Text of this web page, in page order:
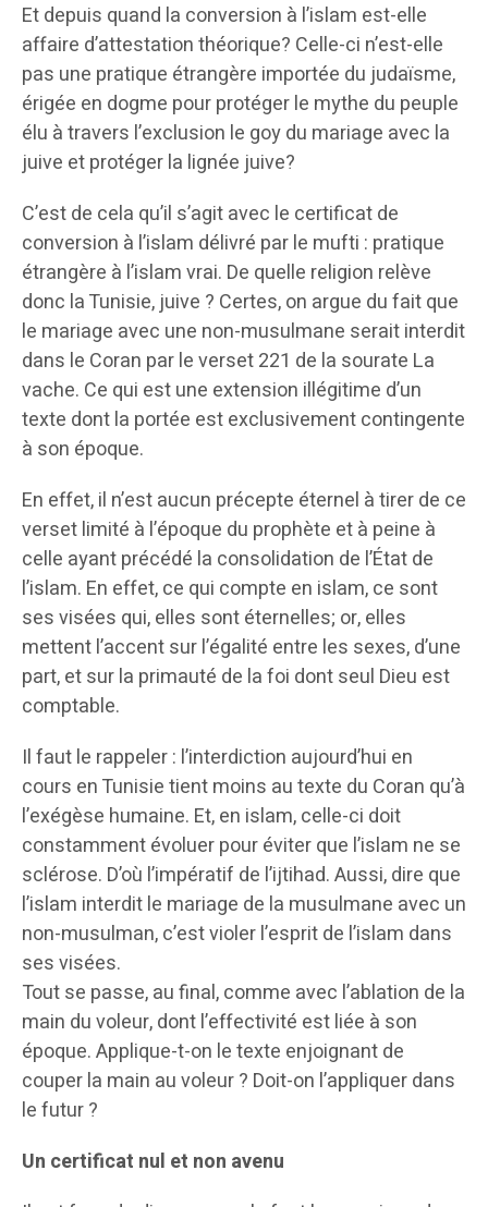
Et depuis quand la conversion à l’islam est-elle
affaire d’attestation théorique? Celle-ci n’est-elle
pas une pratique étrangère importée du judaïsme,
érigée en dogme pour protéger le mythe du peuple
élu à travers l’exclusion le goy du mariage avec la
juive et protéger la lignée juive?
C’est de cela qu’il s’agit avec le certificat de
conversion à l’islam délivré par le mufti : pratique
étrangère à l’islam vrai. De quelle religion relève
donc la Tunisie, juive ? Certes, on argue du fait que
le mariage avec une non-musulmane serait interdit
dans le Coran par le verset 221 de la sourate La
vache. Ce qui est une extension illégitime d’un
texte dont la portée est exclusivement contingente
à son époque.
En effet, il n’est aucun précepte éternel à tirer de ce
verset limité à l’époque du prophète et à peine à
celle ayant précédé la consolidation de l’État de
l’islam. En effet, ce qui compte en islam, ce sont
ses visées qui, elles sont éternelles; or, elles
mettent l’accent sur l’égalité entre les sexes, d’une
part, et sur la primauté de la foi dont seul Dieu est
comptable.
Il faut le rappeler : l’interdiction aujourd’hui en
cours en Tunisie tient moins au texte du Coran qu’à
l’exégèse humaine. Et, en islam, celle-ci doit
constamment évoluer pour éviter que l’islam ne se
sclérose. D’où l’impératif de l’ijtihad. Aussi, dire que
l’islam interdit le mariage de la musulmane avec un
non-musulman, c’est violer l’esprit de l’islam dans
ses visées.
Tout se passe, au final, comme avec l’ablation de la
main du voleur, dont l’effectivité est liée à son
époque. Applique-t-on le texte enjoignant de
couper la main au voleur ? Doit-on l’appliquer dans
le futur ?
Un certificat nul et non avenu